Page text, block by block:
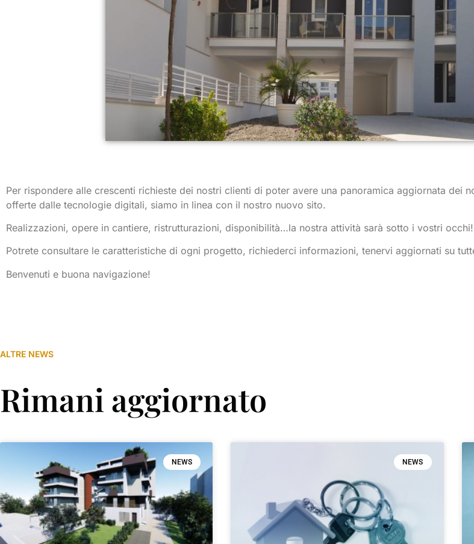
Per rispondere alle crescenti richieste dei nostri clienti di poter avere una panoramica aggiornata dei
offerte dalle tecnologie digitali, siamo in linea con il nostro nuovo sito.
Realizzazioni, opere in cantiere, ristrutturazioni, disponibilità…la nostra attività sarà sotto i vostri occhi!
Potrete consultare le caratteristiche di ogni progetto, richiederci informazioni, tenervi aggiornati su
Benvenuti e buona navigazione!
ALTRE NEWS
Rimani aggiornato
NEWS NEWS